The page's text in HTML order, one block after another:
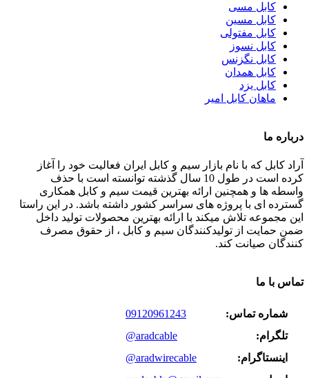
کابل مسی
کابل مسین
کابل مفتولی
کابل نسوز
کابل نگزنس
کابل همدان
کابل یزد
ماهان کابل امیر
درباره ما
آراد کابل که با نام بازار سیم و کابل ایران فعالیت خود را آغاز
کرده است در طول 10 سال گذشته توانسته است با حذف
واسطه ها و همچنین ارائه بهترین قیمت سیم و کابل همکاری
گسترده ای با پروژه های سراسر کشور داشته باشد. در این راستا
این مجموعه تلاش میکند با ارائه بهترین محصولات تولید داخل
ضمن حمایت از تولیدکنندگان سیم و کابل ، از حقوق مصرف
کنندگان صیانت کند.
تماس با ما
شماره تماس:
09120961243
تلگرام:
@aradcable
اینستاگرام:
@aradwirecable